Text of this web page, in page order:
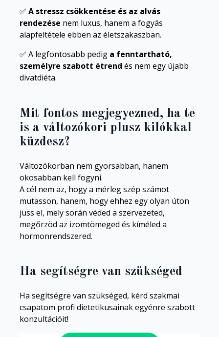
✅ A stressz csökkentése és az alvás
rendezése nem luxus, hanem a fogyás
alapfeltétele ebben az életszakaszban.
✅ A legfontosabb pedig a fenntartható,
személyre szabott étrend és nem egy újabb
divatdiéta.
Mit fontos megjegyezned, ha te
is a változókori plusz kilókkal
küzdesz?
Változókorban nem gyorsabban, hanem
okosabban kell fogyni.
A cél nem az, hogy a mérleg szép számot
mutasson, hanem, hogy ehhez egy olyan úton
juss el, mely során véded a szervezeted,
megőrzöd az izomtömeged és kíméled a
hormonrendszered.
Ha segítségre van szükséged
Ha segítségre van szükséged, kérd szakmai
csapatom profi dietetikusainak egyénre szabott
konzultációit!